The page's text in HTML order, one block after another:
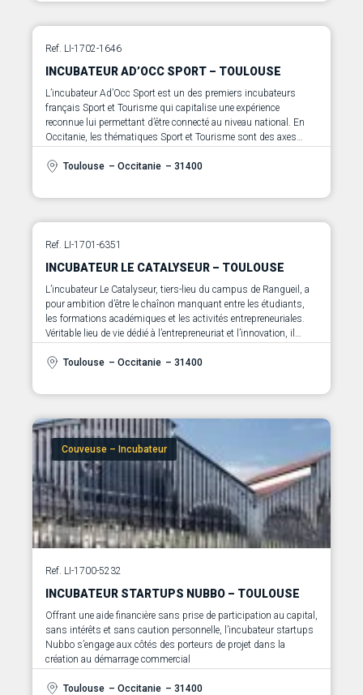
Ref. LI-1702-1646
INCUBATEUR AD’OCC SPORT – TOULOUSE
L’incubateur Ad’Occ Sport est un des premiers incubateurs
français Sport et Tourisme qui capitalise une expérience
reconnue lui permettant d’être connecté au niveau national. En
Occitanie, les thématiques Sport et Tourisme sont des axes
de dispositifs d’accompagnement
Toulouse – Occitanie – 31400
Ref. LI-1701-6351
INCUBATEUR LE CATALYSEUR – TOULOUSE
L’incubateur Le Catalyseur, tiers-lieu du campus de Rangueil, a
pour ambition d’être le chaînon manquant entre les étudiants,
les formations académiques et les activités entrepreneuriales.
Véritable lieu de vie dédié à l’entrepreneuriat et l’innovation, il
d’accomapgner les étduaints dans leurs projets de création
Toulouse – Occitanie – 31400
Couveuse – Incubateur
Ref. LI-1700-5232
INCUBATEUR STARTUPS NUBBO – TOULOUSE
Offrant une aide financière sans prise de participation au capital,
sans intérêts et sans caution personnelle, l’incubateur startups
Nubbo s’engage aux côtés des porteurs de projet dans la
création au démarrage commercial
Toulouse – Occitanie – 31400